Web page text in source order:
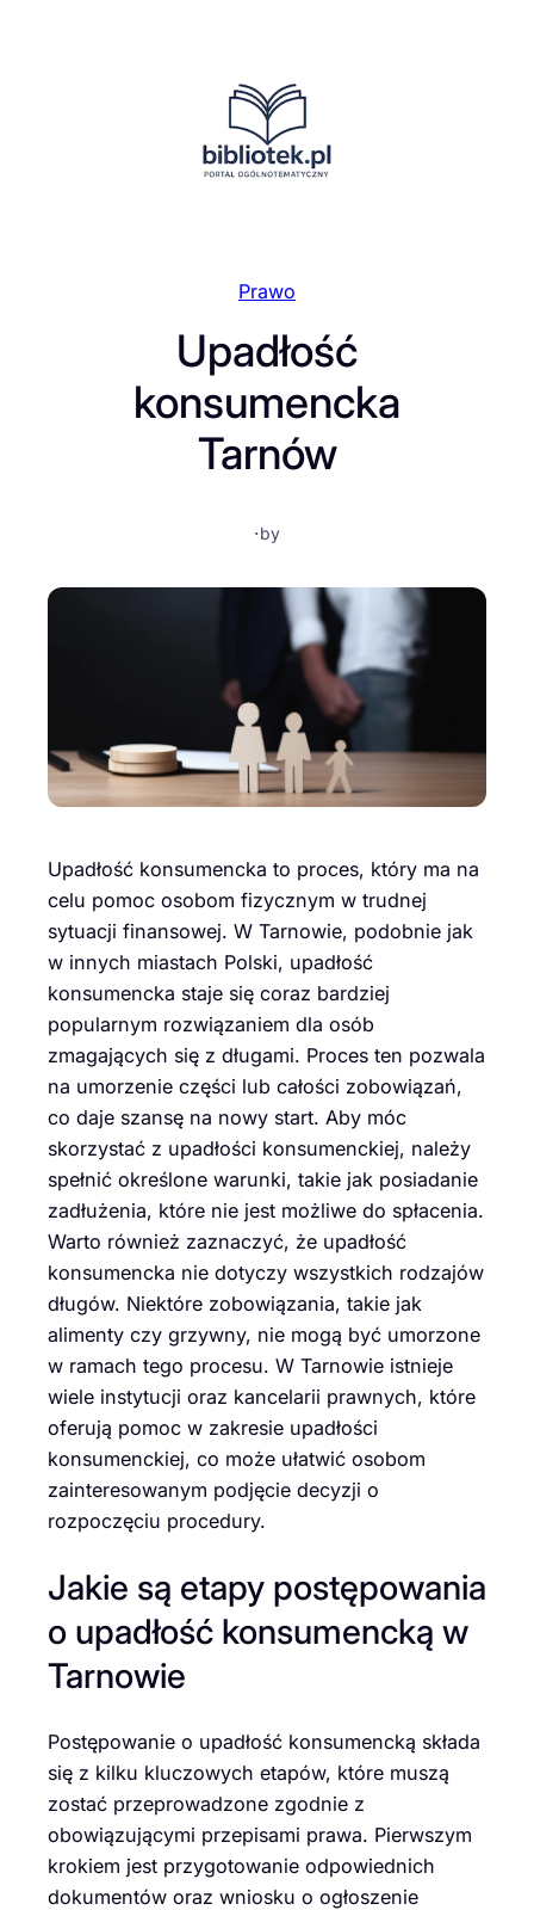
Prawo
Upadłość
konsumencka
Tarnów
·by
Upadłość konsumencka to proces, który ma na
celu pomoc osobom fizycznym w trudnej
sytuacji finansowej. W Tarnowie, podobnie jak
w innych miastach Polski, upadłość
konsumencka staje się coraz bardziej
popularnym rozwiązaniem dla osób
zmagających się z długami. Proces ten pozwala
na umorzenie części lub całości zobowiązań,
co daje szansę na nowy start. Aby móc
skorzystać z upadłości konsumenckiej, należy
spełnić określone warunki, takie jak posiadanie
zadłużenia, które nie jest możliwe do spłacenia.
Warto również zaznaczyć, że upadłość
konsumencka nie dotyczy wszystkich rodzajów
długów. Niektóre zobowiązania, takie jak
alimenty czy grzywny, nie mogą być umorzone
w ramach tego procesu. W Tarnowie istnieje
wiele instytucji oraz kancelarii prawnych, które
oferują pomoc w zakresie upadłości
konsumenckiej, co może ułatwić osobom
zainteresowanym podjęcie decyzji o
rozpoczęciu procedury.
Jakie są etapy postępowania
o upadłość konsumencką w
Tarnowie
Postępowanie o upadłość konsumencką składa
się z kilku kluczowych etapów, które muszą
zostać przeprowadzone zgodnie z
obowiązującymi przepisami prawa. Pierwszym
krokiem jest przygotowanie odpowiednich
dokumentów oraz wniosku o ogłoszenie